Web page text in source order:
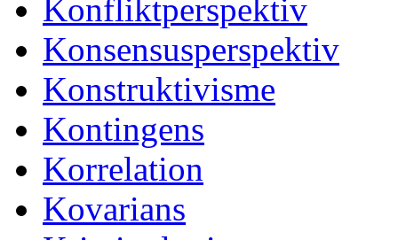
Konfliktperspektiv
Konsensusperspektiv
Konstruktivisme
Kontingens
Korrelation
Kovarians